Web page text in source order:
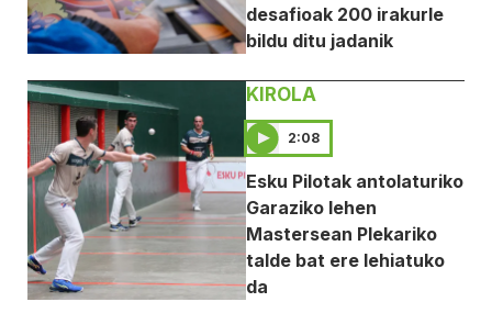
desafioak 200 irakurle
bildu ditu jadanik
KIROLA
2:08
Esku Pilotak antolaturiko
Garaziko lehen
Mastersean Plekariko
talde bat ere lehiatuko
da